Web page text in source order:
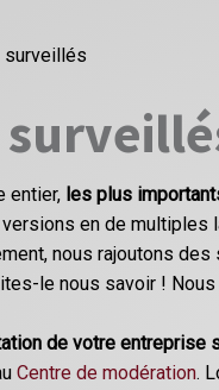
entier, les plus
en de multiples
nous rajoutons
le nous savoir !
de votre
Centre de modération.